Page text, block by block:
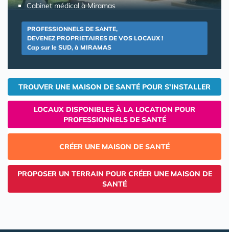
Cabinet médical à Miramas
PROFESSIONNELS DE SANTE,
DEVENEZ PROPRIETAIRES DE VOS LOCAUX !
Cap sur le SUD, à MIRAMAS
TROUVER UNE MAISON DE SANTÉ POUR S'INSTALLER
LOCAUX DISPONIBLES À LA LOCATION POUR
PROFESSIONNELS DE SANTÉ
CRÉER UNE MAISON DE SANTÉ
PROPOSER UN TERRAIN POUR CRÉER UNE MAISON DE
SANTÉ